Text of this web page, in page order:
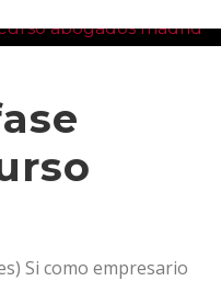
Si como empresario